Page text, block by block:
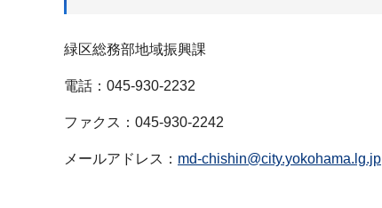
緑区総務部地域振興課
電話：045-930-2232
ファクス：045-930-2242
メールアドレス： md-chishin@city.yokohama.lg.jp